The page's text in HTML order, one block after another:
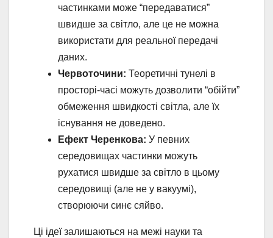
частинками може “передаватися”
швидше за світло, але це не можна
використати для реальної передачі
даних.
Червоточини: Теоретичні тунелі в
просторі-часі можуть дозволити “обійти”
обмеження швидкості світла, але їх
існування не доведено.
Ефект Черенкова: У певних
середовищах частинки можуть
рухатися швидше за світло в цьому
середовищі (але не у вакуумі),
створюючи синє сяйво.
Ці ідеї залишаються на межі науки та